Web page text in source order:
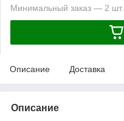
Минимальный заказ — 2 шт.
Описание Доставка
Описание